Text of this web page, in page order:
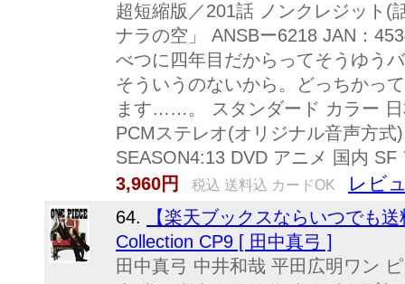
超短縮版／201話 ノンクレジット(
ナラの空」 ANSBー6218 JAN：
べつに四年目だからってそうゆう
そういうのないから。どっちか
ます……。 スタンダード カラー
PCMステレオ(オリジナル音声方式
SEASON4:13 DVD アニメ 国内
3,960円
税込 送料込 カードOK レビ
64.
【楽天ブックスならいつでも
Collection CP9 [ 田中真弓 ]
田中真弓 中井和哉 平田広明ワン